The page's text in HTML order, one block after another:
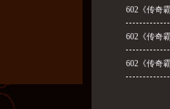
602《传奇
602《传奇
602《传奇